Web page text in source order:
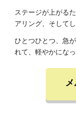
ステージが上がる
アリング、そして
ひとつひとつ、急
れて、軽やかにな